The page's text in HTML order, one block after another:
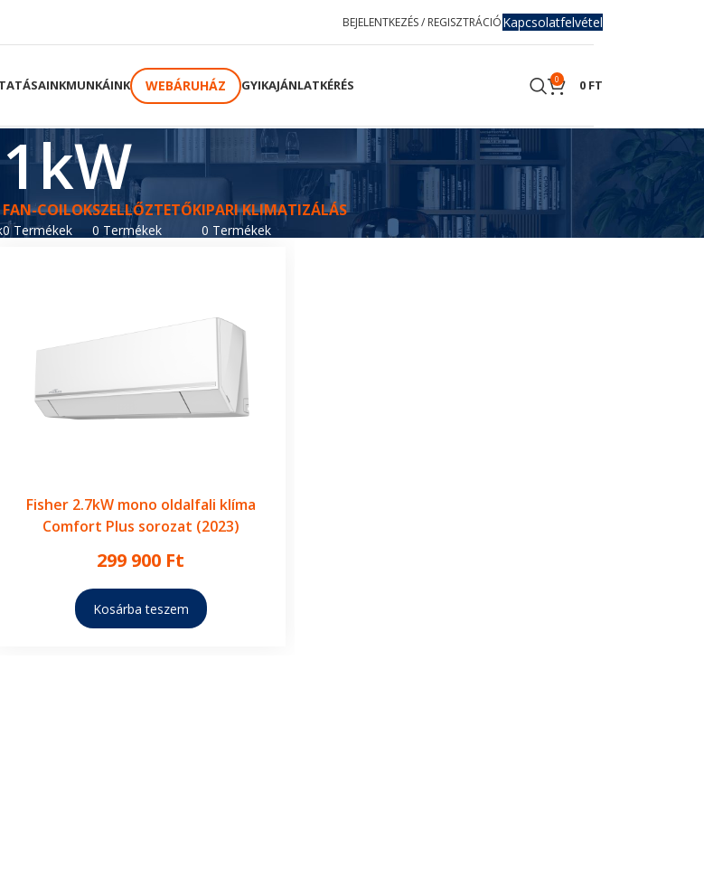
BEJELENTKEZÉS / REGISZTRÁCIÓKapcsolatfelvétel
MUNKÁINK WEBÁRUHÁZ GYIKAJÁNLATKÉRÉS 0 0 FT
FAN-COILOK
0 Termékek
SZELLŐZTETŐK
0 Termékek
IPARI KLIMATIZÁLÁS
0 Termékek
Fisher 2.7kW mono oldalfali klíma
Comfort Plus sorozat (2023)
299 900 Ft
Kosárba teszem